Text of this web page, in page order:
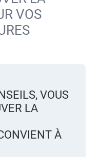
VOS
VOUS
LA
À